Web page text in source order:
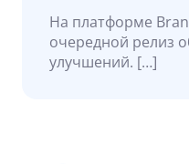
На платформе
очередной релиз
улучшений. […]